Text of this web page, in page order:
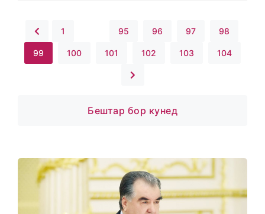
1 95 96 97 98
99 100 101 102 103 104
Бештар бор кунед